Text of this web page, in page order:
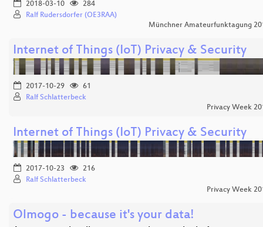
2018-03-10
284
Ralf Rudersdorfer (OE3RAA)
Münchner Amateurfunktagung
Internet of Things (IoT) Privacy & Security
2017-10-29
61
Ralf Schlatterbeck
Privacy Week
Internet of Things (IoT) Privacy & Security
2017-10-23
216
Ralf Schlatterbeck
Privacy Week
Olmogo - because it's your data!